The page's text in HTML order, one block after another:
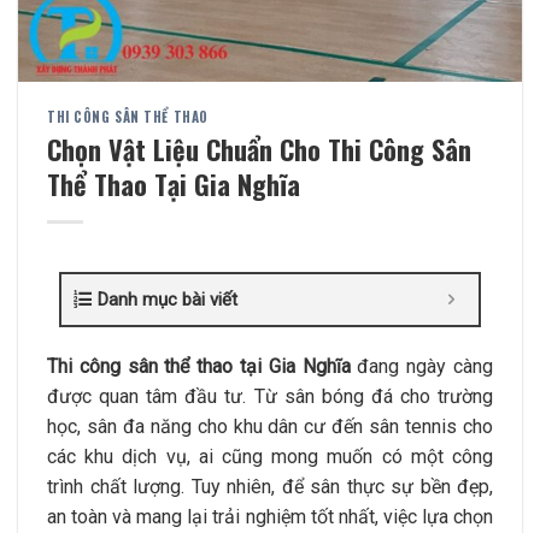
THI CÔNG SÂN THỂ THAO
Chọn Vật Liệu Chuẩn Cho Thi Công Sân
Thể Thao Tại Gia Nghĩa
Danh mục bài viết
Thi công sân thể thao tại Gia Nghĩađang ngày càng
được quan tâm đầu tư. Từ sân bóng đá cho trường
học, sân đa năng cho khu dân cư đến sân tennis cho
các khu dịch vụ, ai cũng mong muốn có một công
trình chất lượng. Tuy nhiên, để sân thực sự bền đẹp,
an toàn và mang lại trải nghiệm tốt nhất, việc lựa chọn